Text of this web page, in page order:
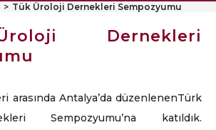
Tük Üroloji Dernekleri Sempozyumu
Dernekleri
arasında Antalya’da düzenlenenTürk
Sempozyumu’na katıldık.